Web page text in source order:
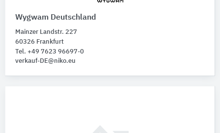
Wygwam Deutschland
Mainzer Landstr. 227
60326 Frankfurt
Tel. +49 7623 96697-0
verkauf-DE@niko.eu